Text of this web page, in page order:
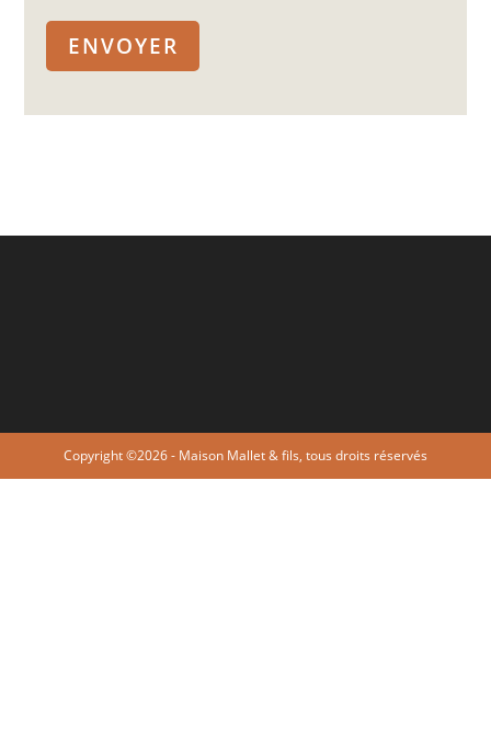
Copyright ©2026 - Maison Mallet & fils, tous droits réservés